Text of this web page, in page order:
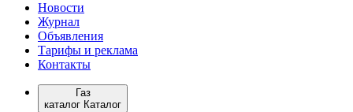
Новости
Журнал
Объявления
Тарифы и реклама
Контакты
Газ
каталог Каталог